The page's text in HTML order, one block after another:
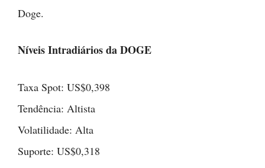
Doge.
Níveis Intradiários da DOGE
Taxa Spot: US$0,398
Tendência: Altista
Volatilidade: Alta
Suporte: US$0,318